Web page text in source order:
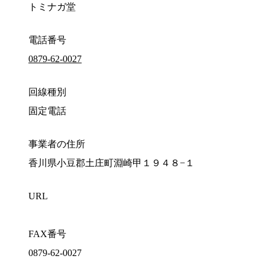
トミナガ堂
電話番号
0879-62-0027
回線種別
固定電話
事業者の住所
香川県小豆郡土庄町淵崎甲１９４８−１
URL
FAX番号
0879-62-0027